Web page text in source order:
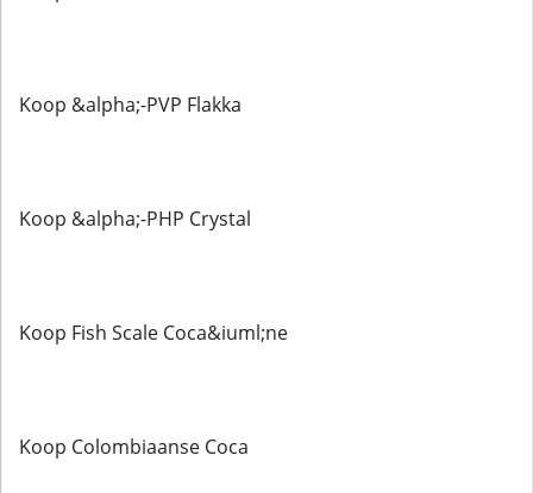
Koop &alpha;-PVP Flakka
Koop &alpha;-PHP Crystal
Koop Fish Scale Coca&iuml;ne
Koop Colombiaanse Coca